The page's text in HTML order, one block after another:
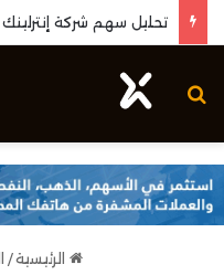
بحث عن
الرئيسية /